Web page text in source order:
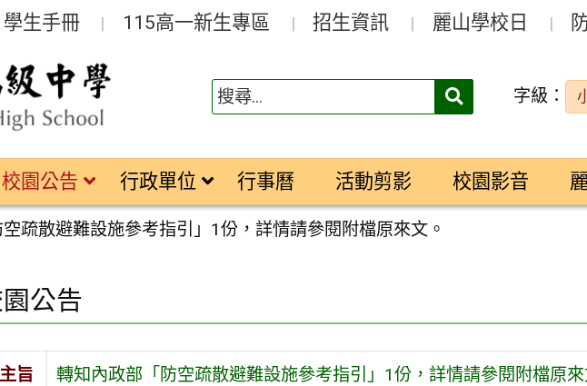
學生手冊 115高一新生專區 招生資訊 麗山學校日
搜
字級：
校園公告 行政單位 行事曆 活動剪影 校園影音
疏散避難設施參考指引」1份，詳情請參閱附檔原來文。
公告
旨 轉知內政部「防空疏散避難設施參考指引」1份，詳情請參閱附檔原來